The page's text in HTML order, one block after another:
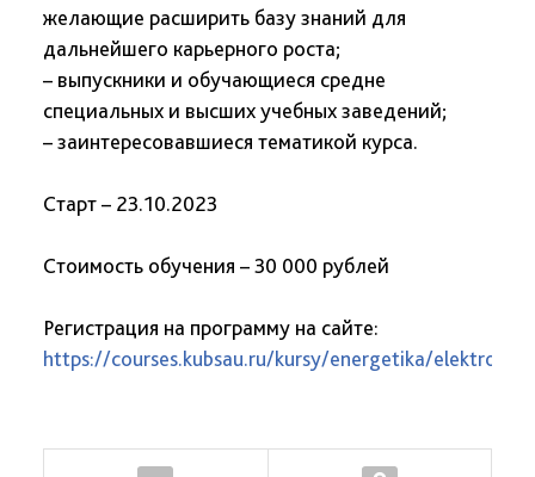
желающие расширить базу знаний для
дальнейшего карьерного роста;
– выпускники и обучающиеся средне
специальных и высших учебных заведений;
– заинтересовавшиеся тематикой курса.
Старт – 23.10.2023
Стоимость обучения – 30 000 рублей
Регистрация на программу на сайте:
https://courses.kubsau.ru/kursy/energetika/